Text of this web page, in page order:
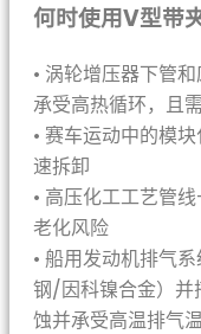
何时使用V型带
• 涡轮增压器下管
承受高热循环，且
• 赛车运动中的模
速拆卸
• 高压化工工艺管
老化风险
• 船用发动机排气
钢/因科镍合金）并
蚀并承受高温排气温